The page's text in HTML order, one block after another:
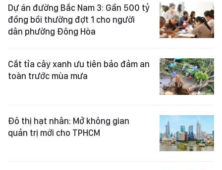
Dự án đường Bắc Nam 3: Gần 500 tỷ
đồng bồi thường đợt 1 cho người
dân phường Đông Hòa
Cắt tỉa cây xanh ưu tiên bảo đảm an
toàn trước mùa mưa
Đô thị hạt nhân: Mở không gian
quản trị mới cho TPHCM